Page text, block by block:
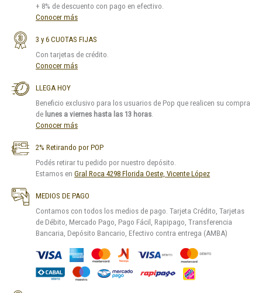
+ 8% de descuento con pago en efectivo.
Conocer más
3 y 6 CUOTAS FIJAS
Con tarjetas de crédito.
Conocer más
LLEGA HOY
Beneficio exclusivo para los usuarios de Pop que realicen su compra
de lunes a viernes hasta las 13 horas
Conocer más
2% Retirando por POP
Podés retirar tu pedido por nuestro depósito.
Estamos en Gral Roca 4298 Florida Oeste, Vicente López
MEDIOS DE PAGO
Contamos con todos los medios de pago. Tarjeta Crédito, Tarjetas
de Débito, Mercado Pago, Pago Fácil, Rapipago, Transferencia
Bancaria, Depósito Bancario, Efectivo contra entrega (AMBA)